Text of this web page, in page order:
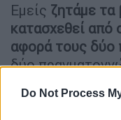
Do Not Process
Εμείς ζητάμε τα
κατασχεθεί από
αφορά τους δύο
δύο
δήλωσαν, μετά
του μηνός, ότι